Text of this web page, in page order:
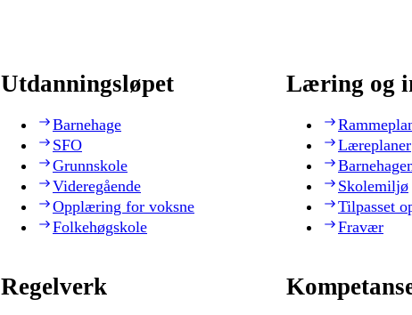
Utdanningsløpet
Barnehage
SFO
Grunnskole
Videregående
Opplæring for voksne
Folkehøgskole
Læring og
Læreplaner
Skolemiljø
Tilpasset
Fravær
Regelverk